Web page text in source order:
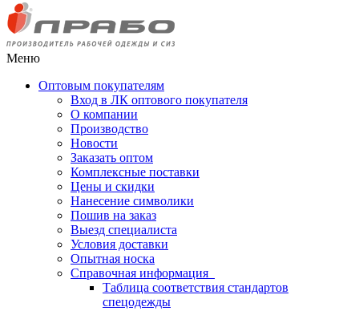
Меню
Оптовым покупателям
Вход в ЛК оптового покупателя
О компании
Производство
Новости
Заказать оптом
Комплексные поставки
Цены и скидки
Нанесение символики
Пошив на заказ
Выезд специалиста
Условия доставки
Опытная носка
Справочная информация
Таблица соответствия стандартов
спецодежды